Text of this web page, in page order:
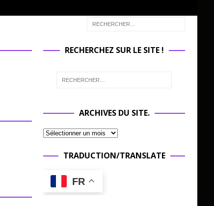
RECHERCHEZ SUR LE SITE !
ARCHIVES DU SITE.
TRADUCTION/TRANSLATE
FR